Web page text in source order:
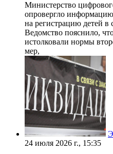
Министерство
опровергло
на регистрацию детей
Ведомство пояснило,
истолковали нормы
мер,
24 июля 2026 г., 15:35